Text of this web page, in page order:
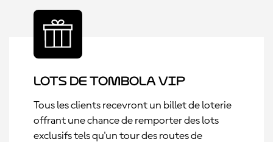
Lots de tombola VIP
Tous les clients recevront un billet de loterie
offrant une chance de remporter des lots
exclusifs tels qu'un tour des routes de